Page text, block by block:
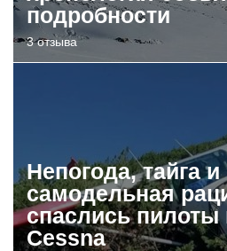
подробности
3 отзыва
Непогода, тайга и
самодельная
спаслись пилоты
Cessna